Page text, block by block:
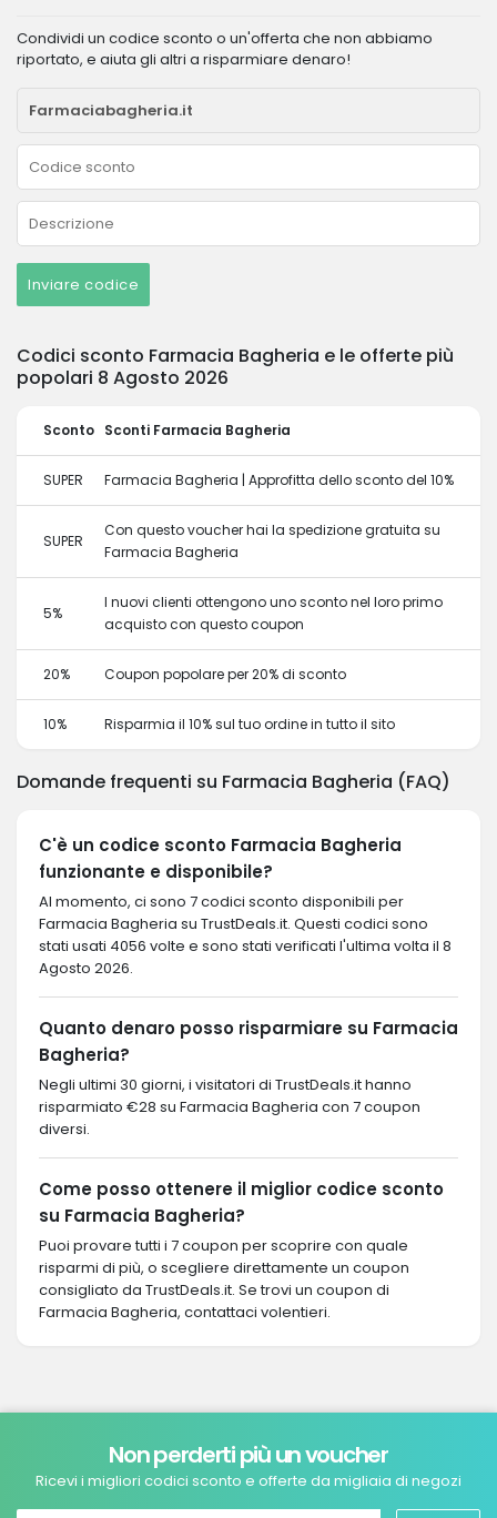
Condividi un codice sconto o un'offerta che non abbiamo
riportato, e aiuta gli altri a risparmiare denaro!
Inviare codice
Codici sconto Farmacia Bagheria e le offerte più
popolari 8 Agosto 2026
Sconto Sconti Farmacia Bagheria
SUPER Farmacia Bagheria | Approfitta dello sconto del 10%
SUPER
Con questo voucher hai la spedizione gratuita su
Farmacia Bagheria
5%
I nuovi clienti ottengono uno sconto nel loro primo
acquisto con questo coupon
20% Coupon popolare per 20% di sconto
10% Risparmia il 10% sul tuo ordine in tutto il sito
Domande frequenti su Farmacia Bagheria (FAQ)
C'è un codice sconto Farmacia Bagheria
funzionante e disponibile?
Al momento, ci sono 7 codici sconto disponibili per
Farmacia Bagheria su TrustDeals.it. Questi codici sono
stati usati 4056 volte e sono stati verificati l'ultima volta il 8
Agosto 2026.
Quanto denaro posso risparmiare su Farmacia
Bagheria?
Negli ultimi 30 giorni, i visitatori di TrustDeals.it hanno
risparmiato €28 su Farmacia Bagheria con 7 coupon
diversi.
Come posso ottenere il miglior codice sconto
su Farmacia Bagheria?
Puoi provare tutti i 7 coupon per scoprire con quale
risparmi di più, o scegliere direttamente un coupon
consigliato da TrustDeals.it. Se trovi un coupon di
Farmacia Bagheria, contattaci volentieri.
Non perderti più un voucher
Ricevi i migliori codici sconto e offerte da migliaia di negozi